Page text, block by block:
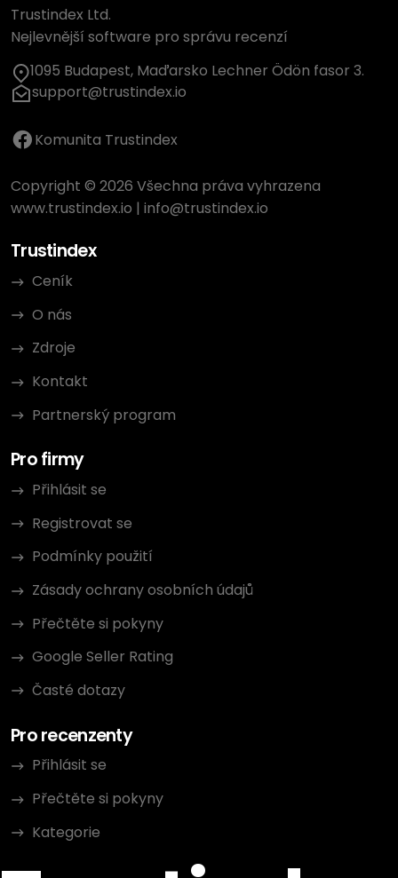
Trustindex Ltd.
Nejlevnější software pro správu recenzí
1095 Budapest, Maďarsko Lechner Ödön fasor 3.
support@trustindex.io
Komunita Trustindex
Copyright © 2026 Všechna práva vyhrazena
www.trustindex.io | info@trustindex.io
Trustindex
Ceník
O nás
Zdroje
Kontakt
Partnerský program
Pro firmy
Přihlásit se
Registrovat se
Podmínky použití
Zásady ochrany osobních údajů
Přečtěte si pokyny
Google Seller Rating
Časté dotazy
Pro recenzenty
Přihlásit se
Přečtěte si pokyny
Kategorie